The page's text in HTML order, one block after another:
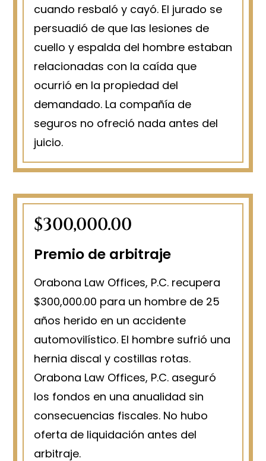
cuando resbaló y cayó. El jurado se
persuadió de que las lesiones de
cuello y espalda del hombre estaban
relacionadas con la caída que
ocurrió en la propiedad del
demandado. La compañía de
seguros no ofreció nada antes del
juicio.
$300,000.00
Premio de arbitraje
Orabona Law Offices, P.C. recupera
$300,000.00 para un hombre de 25
años herido en un accidente
automovilístico. El hombre sufrió una
hernia discal y costillas rotas.
Orabona Law Offices, P.C. aseguró
los fondos en una anualidad sin
consecuencias fiscales. No hubo
oferta de liquidación antes del
arbitraje.